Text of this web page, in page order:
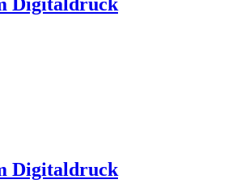
Digitaldruck
Digitaldruck